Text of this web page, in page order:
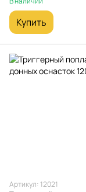
Купить
Артикул: 12021